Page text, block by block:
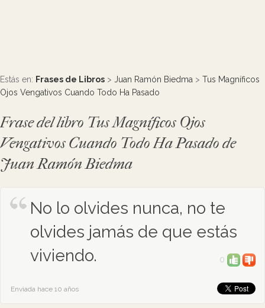
Estás en: Frases de Libros > Juan Ramón Biedma > Tus Magníficos
Ojos Vengativos Cuando Todo Ha Pasado
Frase del libro Tus Magníficos Ojos
Vengativos Cuando Todo Ha Pasado de
Juan Ramón Biedma
No lo olvides nunca, no te
olvides jamás de que estás
viviendo.
0
Enviada hace 10 años